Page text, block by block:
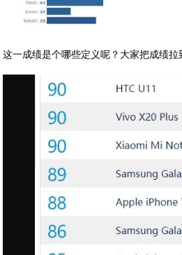
这一成绩是个哪些定义呢？大家把成绩